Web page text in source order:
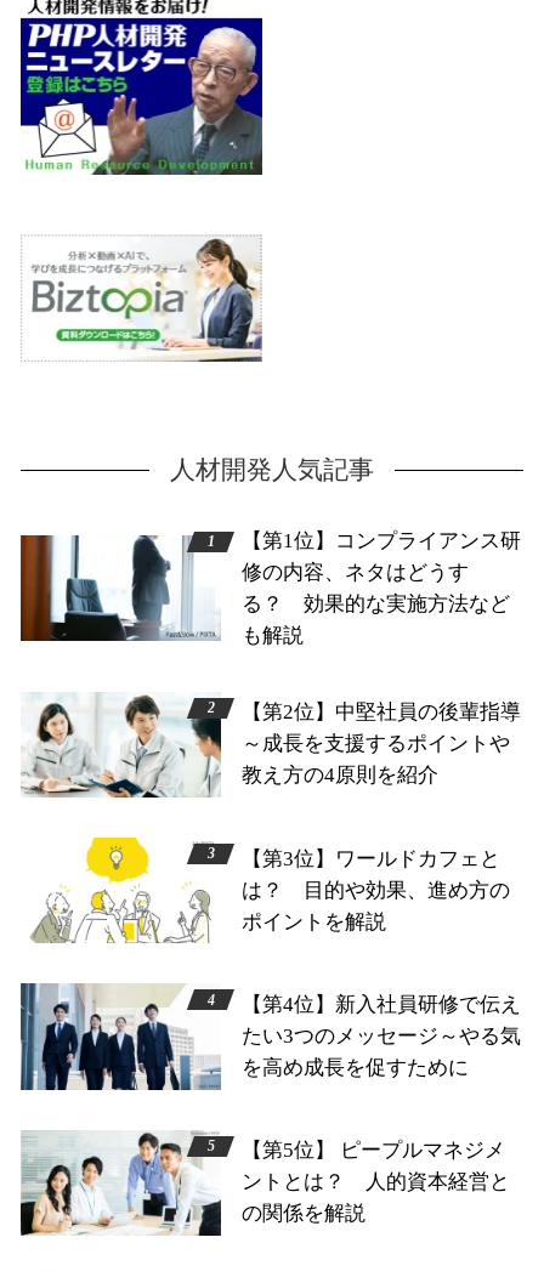
人材開発人気記事
【第1位】コンプライアンス研
修の内容、ネタはどうす
る？ 効果的な実施方法など
も解説
【第2位】中堅社員の後輩指導
～成長を支援するポイントや
教え方の4原則を紹介
【第3位】ワールドカフェと
は？ 目的や効果、進め方の
ポイントを解説
【第4位】新入社員研修で伝え
たい3つのメッセージ～やる気
を高め成長を促すために
【第5位】 ピープルマネジメ
ントとは？ 人的資本経営と
の関係を解説